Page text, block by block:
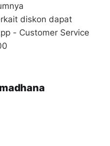
diskon dapat
- Customer Service